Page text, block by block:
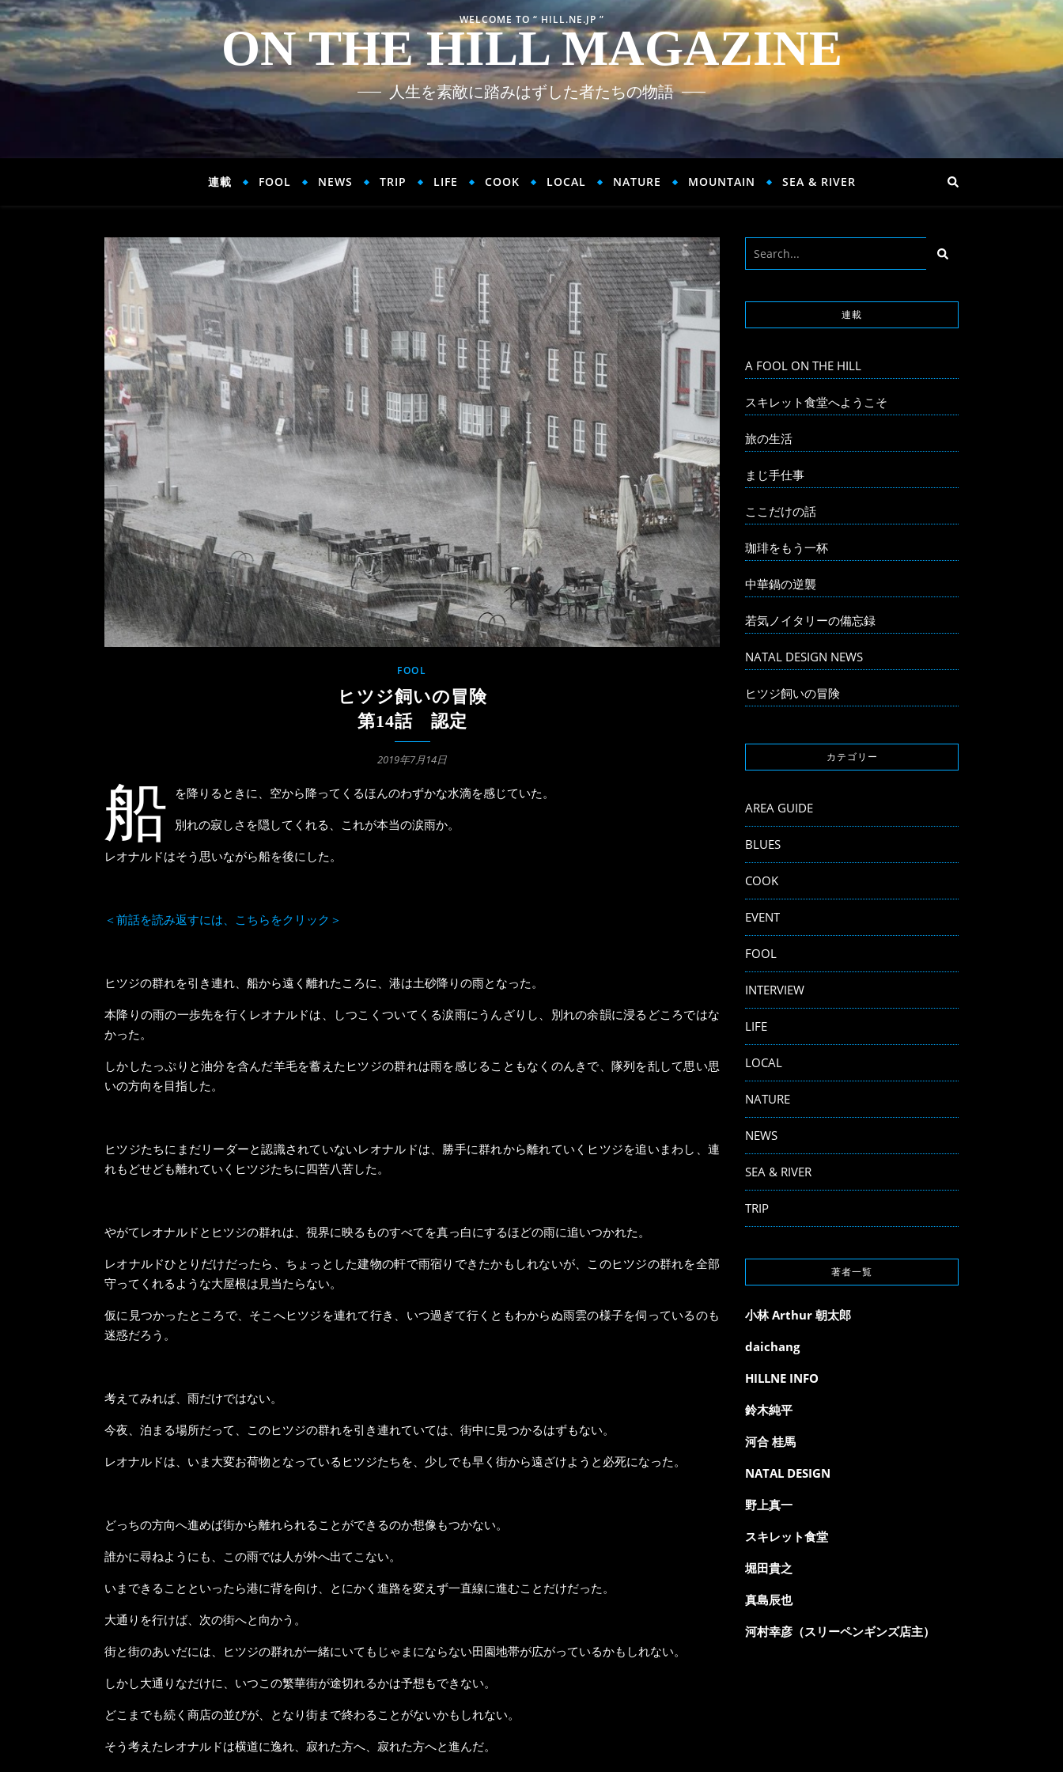
WELCOME TO “ HILL.NE.JP ”
ON THE HILL MAGAZINE
人生を素敵に踏みはずした者たちの物語
連載 FOOL NEWS TRIP LIFE COOK LOCAL NATURE MOUNTAIN SEA & RIVER
FOOL
ヒツジ飼いの冒険
第14話 認定
2019年7月14日
船
を降りるときに、空から降ってくるほんのわずかな水滴を感じていた。
別れの寂しさを隠してくれる、これが本当の涙雨か。
レオナルドはそう思いながら船を後にした。
＜前話を読み返すには、こちらをクリック＞
ヒツジの群れを引き連れ、船から遠く離れたころに、港は土砂降りの雨となった。
本降りの雨の一歩先を行くレオナルドは、しつこくついてくる涙雨にうんざりし、別れの余韻に浸るどころではな
かった。
しかしたっぷりと油分を含んだ羊毛を蓄えたヒツジの群れは雨を感じることもなくのんきで、隊列を乱して思い思
いの方向を目指した。
ヒツジたちにまだリーダーと認識されていないレオナルドは、勝手に群れから離れていくヒツジを追いまわし、連
れもどせども離れていくヒツジたちに四苦八苦した。
やがてレオナルドとヒツジの群れは、視界に映るものすべてを真っ白にするほどの雨に追いつかれた。
レオナルドひとりだけだったら、ちょっとした建物の軒で雨宿りできたかもしれないが、このヒツジの群れを全部
守ってくれるような大屋根は見当たらない。
仮に見つかったところで、そこへヒツジを連れて行き、いつ過ぎて行くともわからぬ雨雲の様子を伺っているのも
迷惑だろう。
考えてみれば、雨だけではない。
今夜、泊まる場所だって、このヒツジの群れを引き連れていては、街中に見つかるはずもない。
レオナルドは、いま大変お荷物となっているヒツジたちを、少しでも早く街から遠ざけようと必死になった。
どっちの方向へ進めば街から離れられることができるのか想像もつかない。
誰かに尋ねようにも、この雨では人が外へ出てこない。
いまできることといったら港に背を向け、とにかく進路を変えず一直線に進むことだけだった。
大通りを行けば、次の街へと向かう。
街と街のあいだには、ヒツジの群れが一緒にいてもじゃまにならない田園地帯が広がっているかもしれない。
しかし大通りなだけに、いつこの繁華街が途切れるかは予想もできない。
どこまでも続く商店の並びが、となり街まで終わることがないかもしれない。
そう考えたレオナルドは横道に逸れ、寂れた方へ、寂れた方へと進んだ。
連載
A FOOL ON THE HILL
スキレット食堂へようこそ
旅の生活
まじ手仕事
ここだけの話
珈琲をもう一杯
中華鍋の逆襲
若気ノイタリーの備忘録
NATAL DESIGN NEWS
ヒツジ飼いの冒険
カテゴリー
AREA GUIDE
BLUES
COOK
EVENT
FOOL
INTERVIEW
LIFE
LOCAL
NATURE
NEWS
SEA & RIVER
TRIP
著者一覧
小林 Arthur 朝太郎
daichang
HILLNE INFO
鈴木純平
河合 桂馬
NATAL DESIGN
野上真一
スキレット食堂
堀田貴之
真島辰也
河村幸彦（スリーペンギンズ店主）